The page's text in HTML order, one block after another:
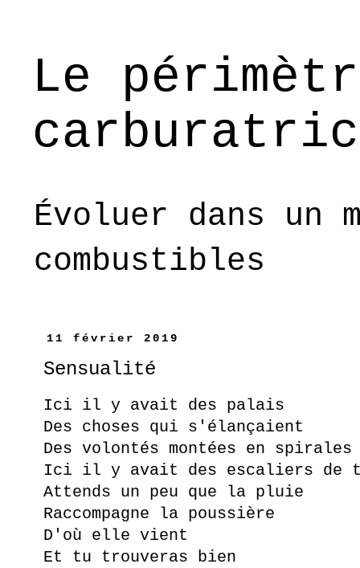
Le
Évoluer dans un
combustibles
11 février 2019
Sensualité
Ici il y avait des palais
Des choses qui s'élançaient
Des volontés montées en spirales
Ici il y avait des escaliers de
Attends un peu que la pluie
Raccompagne la poussière
D'où elle vient
Et tu trouveras bien